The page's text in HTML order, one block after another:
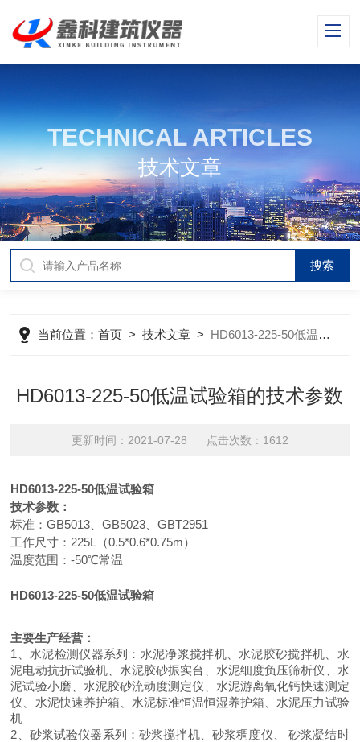
TECHNICAL ARTICLES
技术文章
当前位置：首页 >技术文章 > HD6013-225-50低温试验箱的技术参数
HD6013-225-50低温试验箱的技术参数
更新时间：2021-07-28 点击次数：1612
HD6013-225-50低温试验箱
技术参数：
标准：GB5013 、GB5023 、GBT2951
工作尺寸： 225L （0.5*0.6*0.75m）
温度范围：-50℃常温
HD6013-225-50低温试验箱
主要生产经营：
1
、水泥检测仪器系列：水泥净浆搅拌机、水泥胶砂搅拌机、水
泥电动抗折试验机、水泥胶砂振实台、水泥细度负压筛析仪、水
泥试验小磨、水泥胶砂流动度测定仪、水泥游离氧化钙快速测定
仪、水泥快速养护箱、水泥标准恒温恒湿养护箱、水泥压力试验
机
2 、砂浆试验仪器系列：砂浆搅拌机、砂浆稠度仪、
砂浆凝结时